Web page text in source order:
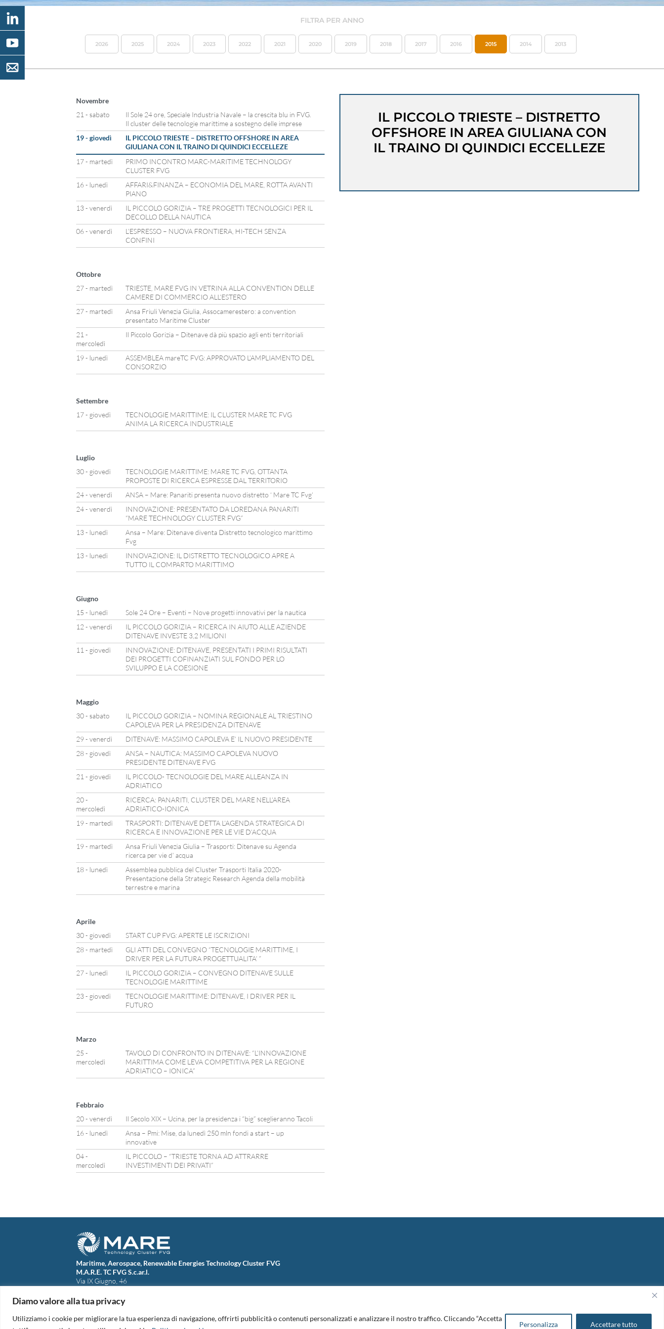
Diamo valore alla tua privacy
Utilizziamo i cookie per migliorare la tua esperienza di navigazione, offrirti pubblicità o contenuti personalizzati e analizzare il nostro traffico. Cliccando “Accetta
Personalizza Accettare tutto
FILTRA PER ANNO
2026 2025 2024 2023 2022 2021 2020 2019 2018 2017 2016 2015 2014 2013
Novembre
21 - sabato
Il Sole 24 ore, Speciale Industria Navale – la crescita blu in FVG.
Il cluster delle tecnologie marittime a sostegno delle imprese
19 - giovedì
IL PICCOLO TRIESTE – DISTRETTO OFFSHORE IN AREA
GIULIANA CON IL TRAINO DI QUINDICI ECCELLEZE
17 - martedì
PRIMO INCONTRO MARC-MARITIME TECHNOLOGY
CLUSTER FVG
16 - lunedì
AFFARI&FINANZA – ECONOMIA DEL MARE, ROTTA AVANTI
PIANO
13 - venerdì
IL PICCOLO GORIZIA – TRE PROGETTI TECNOLOGICI PER IL
DECOLLO DELLA NAUTICA
06 - venerdì
L’ESPRESSO – NUOVA FRONTIERA, HI-TECH SENZA
CONFINI
Ottobre
27 - martedì
TRIESTE, MARE FVG IN VETRINA ALLA CONVENTION DELLE
CAMERE DI COMMERCIO ALL’ESTERO
27 - martedì
Ansa Friuli Venezia Giulia, Assocamerestero: a convention
presentato Maritime Cluster
21 -
mercoledì
Il Piccolo Gorizia – Ditenave dà più spazio agli enti territoriali
19 - lunedì
ASSEMBLEA mareTC FVG: APPROVATO L’AMPLIAMENTO DEL
CONSORZIO
Settembre
17 - giovedì
TECNOLOGIE MARITTIME: IL CLUSTER MARE TC FVG
ANIMA LA RICERCA INDUSTRIALE
Luglio
30 - giovedì
TECNOLOGIE MARITTIME: MARE TC FVG, OTTANTA
PROPOSTE DI RICERCA ESPRESSE DAL TERRITORIO
24 - venerdì
ANSA – Mare: Panariti presenta nuovo distretto ‘ Mare TC Fvg’
24 - venerdì
INNOVAZIONE: PRESENTATO DA LOREDANA PANARITI
“MARE TECHNOLOGY CLUSTER FVG”
13 - lunedì
Ansa – Mare: Ditenave diventa Distretto tecnologico marittimo
Fvg
13 - lunedì
INNOVAZIONE: IL DISTRETTO TECNOLOGICO APRE A
TUTTO IL COMPARTO MARITTIMO
Giugno
15 - lunedì
Sole 24 Ore – Eventi – Nove progetti innovativi per la nautica
12 - venerdì
IL PICCOLO GORIZIA – RICERCA IN AIUTO ALLE AZIENDE
DITENAVE INVESTE 3,2 MILIONI
11 - giovedì
INNOVAZIONE: DITENAVE, PRESENTATI I PRIMI RISULTATI
DEI PROGETTI COFINANZIATI SUL FONDO PER LO
SVILUPPO E LA COESIONE
Maggio
30 - sabato
IL PICCOLO GORIZIA – NOMINA REGIONALE AL TRIESTINO
CAPOLEVA PER LA PRESIDENZA DITENAVE
29 - venerdì
DITENAVE: MASSIMO CAPOLEVA E’ IL NUOVO PRESIDENTE
28 - giovedì
ANSA – NAUTICA: MASSIMO CAPOLEVA NUOVO
PRESIDENTE DITENAVE FVG
21 - giovedì
IL PICCOLO- TECNOLOGIE DEL MARE ALLEANZA IN
ADRIATICO
20 -
mercoledì
RICERCA: PANARITI, CLUSTER DEL MARE NELL’AREA
ADRIATICO-IONICA
19 - martedì
TRASPORTI: DITENAVE DETTA L’AGENDA STRATEGICA DI
RICERCA E INNOVAZIONE PER LE VIE D’ACQUA
19 - martedì
Ansa Friuli Venezia Giulia – Trasporti: Ditenave su Agenda
ricerca per vie d’ acqua
18 - lunedì
Assemblea pubblica del Cluster Trasporti Italia 2020-
Presentazione della Strategic Research Agenda della mobilità
terrestre e marina
Aprile
30 - giovedì
START CUP FVG: APERTE LE ISCRIZIONI
28 - martedì
GLI ATTI DEL CONVEGNO “TECNOLOGIE MARITTIME, I
DRIVER PER LA FUTURA PROGETTUALITA’ ”
27 - lunedì
IL PICCOLO GORIZIA – CONVEGNO DITENAVE SULLE
TECNOLOGIE MARITTIME
23 - giovedì
TECNOLOGIE MARITTIME: DITENAVE, I DRIVER PER IL
FUTURO
Marzo
25 -
mercoledì
TAVOLO DI CONFRONTO IN DITENAVE: “L’INNOVAZIONE
MARITTIMA COME LEVA COMPETITIVA PER LA REGIONE
ADRIATICO – IONICA”
Febbraio
20 - venerdì
Il Secolo XIX – Ucina, per la presidenza i “big” sceglieranno Tacoli
16 - lunedì
Ansa – Pmi: Mise, da lunedì 250 mln fondi a start – up
innovative
04 -
mercoledì
IL PICCOLO – “TRIESTE TORNA AD ATTRARRE
INVESTIMENTI DEI PRIVATI”
IL PICCOLO TRIESTE – DISTRETTO
OFFSHORE IN AREA GIULIANA CON
IL TRAINO DI QUINDICI ECCELLEZE
Maritime, Aerospace, Renewable Energies Technology Cluster FVG
M.A.R.E. TC FVG S.c.ar.l.
Via IX Giugno, 46
tel. +39 0481 723440
Codice Fiscale e Partita Iva: 01138620313
PEC:marefvg@legalmail.it
Copyright 2026. Design and development by B42
Amm. Trasparente|Bandi & Avvisi